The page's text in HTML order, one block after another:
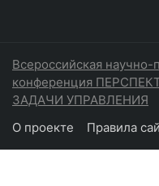
Всероссийская научно-
конференция
ЗАДАЧИ УПРАВЛЕНИЯ
О проекте Правила